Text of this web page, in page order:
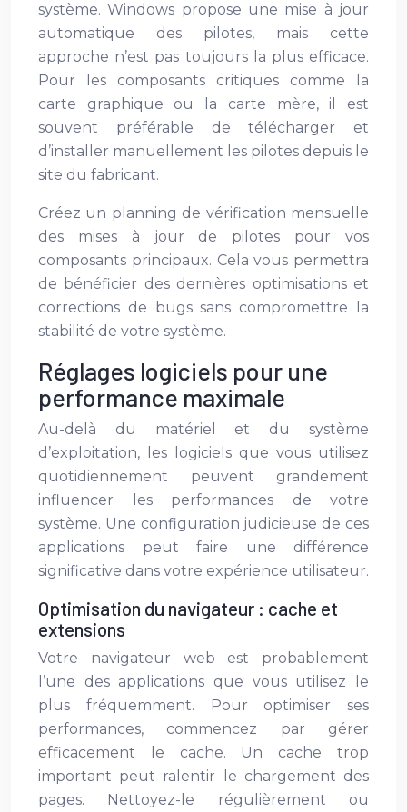
système. Windows propose une mise à jour
automatique des pilotes, mais cette
approche n’est pas toujours la plus efficace.
Pour les composants critiques comme la
carte graphique ou la carte mère, il est
souvent préférable de télécharger et
d’installer manuellement les pilotes depuis le
site du fabricant.
Créez un planning de vérification mensuelle
des mises à jour de pilotes pour vos
composants principaux. Cela vous permettra
de bénéficier des dernières optimisations et
corrections de bugs sans compromettre la
stabilité de votre système.
Réglages logiciels pour une
performance maximale
Au-delà du matériel et du système
d’exploitation, les logiciels que vous utilisez
quotidiennement peuvent grandement
influencer les performances de votre
système. Une configuration judicieuse de ces
applications peut faire une différence
significative dans votre expérience utilisateur.
Optimisation du navigateur : cache et
extensions
Votre navigateur web est probablement
l’une des applications que vous utilisez le
plus fréquemment. Pour optimiser ses
performances, commencez par gérer
efficacement le cache. Un cache trop
important peut ralentir le chargement des
pages. Nettoyez-le régulièrement ou